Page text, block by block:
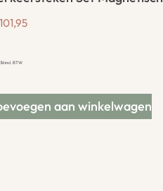
101,95
incl. BTW
aan winkelwagen